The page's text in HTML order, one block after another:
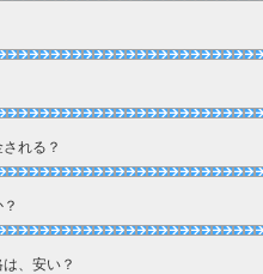
れる？
、安い？